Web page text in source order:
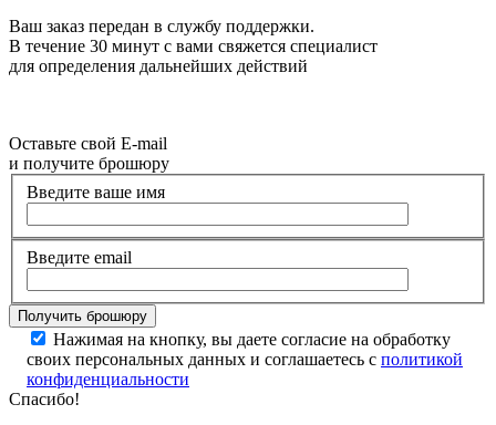
Ваш заказ передан в службу поддержки.
В течение 30 минут с вами свяжется специалист
для определения дальнейших действий
Оставьте свой E-mail
и получите брошюру
Введите ваше имя
Введите email
Нажимая на кнопку, вы даете согласие на обработку
своих персональных данных и соглашаетесь с политикой
конфиденциальности
Спасибо!